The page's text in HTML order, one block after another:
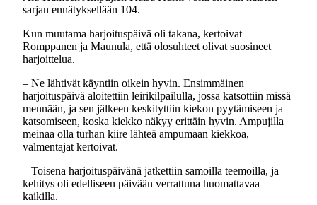
sarjan ennätyksellään 104.
Kun muutama harjoituspäivä oli takana, kertoivat
Romppanen ja Maunula, että olosuhteet olivat suosineet
harjoittelua.
– Ne lähtivät käyntiin oikein hyvin. Ensimmäinen
harjoituspäivä aloitettiin leirikilpailulla, jossa katsottiin missä
mennään, ja sen jälkeen keskityttiin kiekon pyytämiseen ja
katsomiseen, koska kiekko näkyy erittäin hyvin. Ampujilla
meinaa olla turhan kiire lähteä ampumaan kiekkoa,
valmentajat kertoivat.
– Toisena harjoituspäivänä jatkettiin samoilla teemoilla, ja
kehitys oli edelliseen päivään verrattuna huomattavaa
kaikilla.